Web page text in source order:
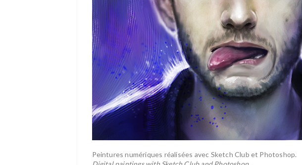
Peintures numériques réalisées avec Sketch Club et Photoshop.